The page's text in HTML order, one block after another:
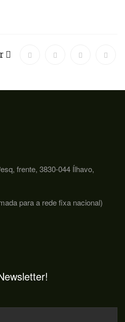
frente, 3830-044 Ílhavo,
para a rede fixa nacional)